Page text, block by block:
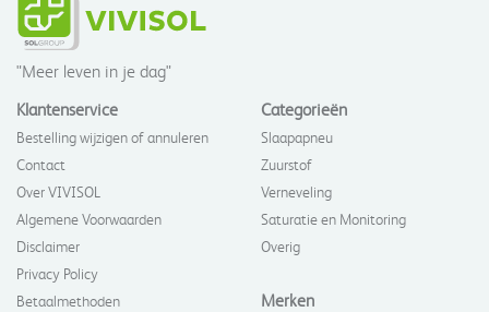
"Meer leven in je dag"
Klantenservice
Bestelling wijzigen of annuleren
Contact
Over VIVISOL
Algemene Voorwaarden
Disclaimer
Privacy Policy
Betaalmethoden
Categorieën
Slaapapneu
Zuurstof
Verneveling
Saturatie en Monitoring
Overig
Merken